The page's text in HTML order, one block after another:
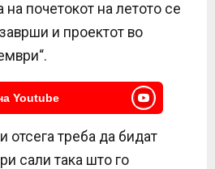
почетокот на летото се
и проектот во
Youtube
отсега треба да бидат
сали така што го